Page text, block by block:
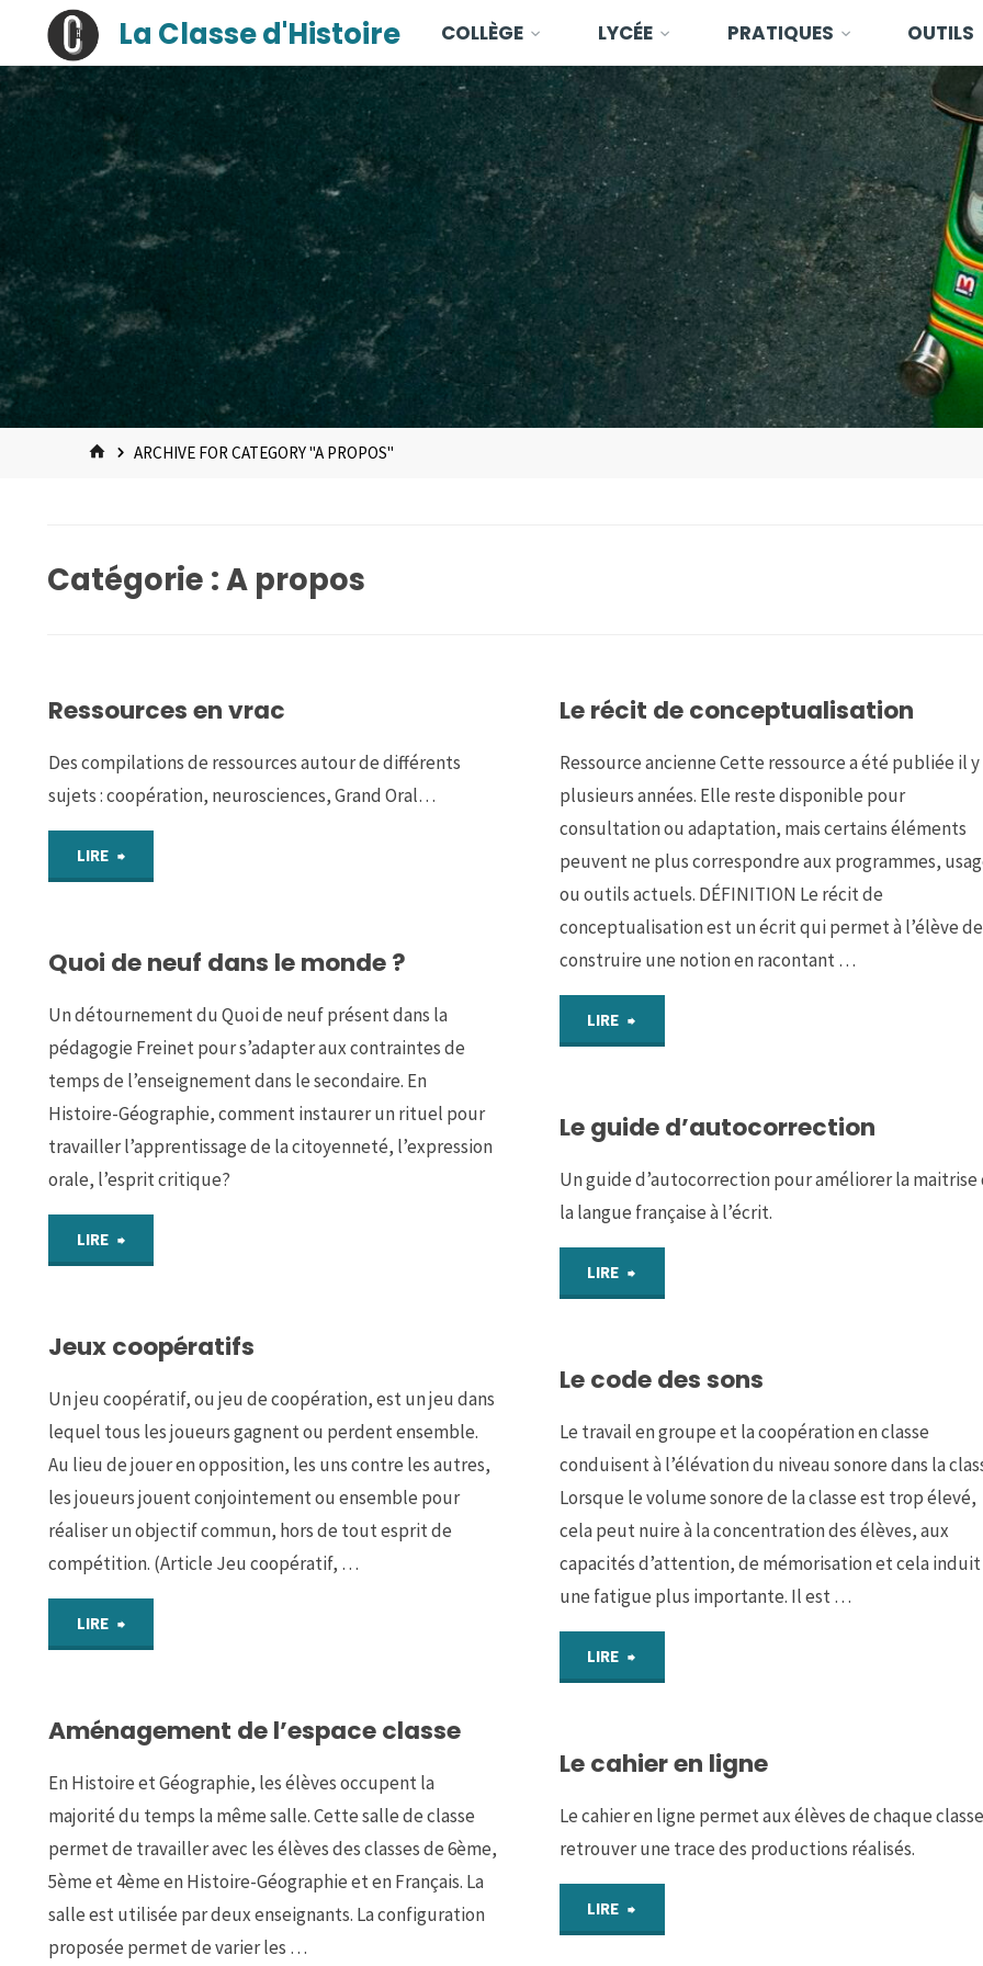
content
principal
La Classe d'Histoire COLLÈGE LYCÉE PRATIQUES OUTILS
HOMEARCHIVE FOR CATEGORY "A PROPOS"
Catégorie :A propos
Ressources en vrac
Des compilations de ressources autour de différents
sujets : coopération, neurosciences, Grand Oral…
LIRE "Ressources
vrac"
Le récit de conceptualisation
Ressource ancienne Cette ressource a été publiée il y
plusieurs années. Elle reste disponible pour
consultation ou adaptation, mais certains éléments
peuvent ne plus correspondre aux programmes,
ou outils actuels. DÉFINITION Le récit de
conceptualisation est un écrit qui permet à l’élève de
construire une notion en racontant …
LIRE
de
conceptualisation"
Quoi de neuf dans le monde ?
Un détournement du Quoi de neuf présent dans la
pédagogie Freinet pour s’adapter aux contraintes de
temps de l’enseignement dans le secondaire. En
Histoire-Géographie, comment instaurer un rituel pour
travailler l’apprentissage de la citoyenneté, l’expression
orale, l’esprit critique?
LIRE "Quoi
neuf
dans
le
monde
Le guide d’autocorrection
Un guide d’autocorrection pour améliorer la maitrise
la langue française à l’écrit.
LIRE
d’autocorrection"
Jeux coopératifs
Un jeu coopératif, ou jeu de coopération, est un jeu dans
lequel tous les joueurs gagnent ou perdent ensemble.
Au lieu de jouer en opposition, les uns contre les autres,
les joueurs jouent conjointement ou ensemble pour
réaliser un objectif commun, hors de tout esprit de
compétition. (Article Jeu coopératif, …
LIRE "Jeux
Le code des sons
Le travail en groupe et la coopération en classe
conduisent à l’élévation du niveau sonore dans la
Lorsque le volume sonore de la classe est trop élevé,
cela peut nuire à la concentration des élèves, aux
capacités d’attention, de mémorisation et cela induit
une fatigue plus importante. Il est …
LIRE
des
sons"
Aménagement de l’espace classe
En Histoire et Géographie, les élèves occupent la
majorité du temps la même salle. Cette salle de classe
permet de travailler avec les élèves des classes de 6ème,
5ème et 4ème en Histoire-Géographie et en Français. La
salle est utilisée par deux enseignants. La configuration
proposée permet de varier les …
Le cahier en ligne
Le cahier en ligne permet aux élèves de chaque
retrouver une trace des productions réalisés.
LIRE